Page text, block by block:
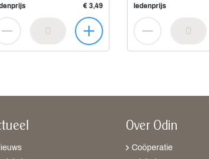
€ 3,49
ledenprijs
Over Odin
Coöperatie